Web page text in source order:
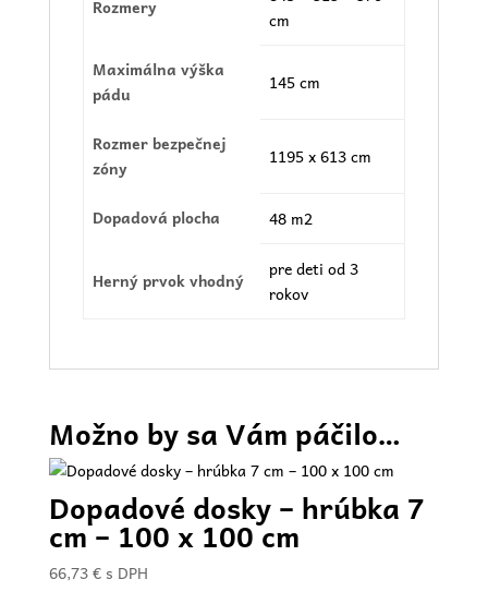
Rozmery
cm
Maximálna výška
pádu
145 cm
Rozmer bezpečnej
zóny
1195 x 613 cm
Dopadová plocha 48 m2
Herný prvok vhodný
pre deti od 3
rokov
Možno by sa Vám páčilo…
Dopadové dosky – hrúbka 7
cm – 100 x 100 cm
66,73€ s DPH